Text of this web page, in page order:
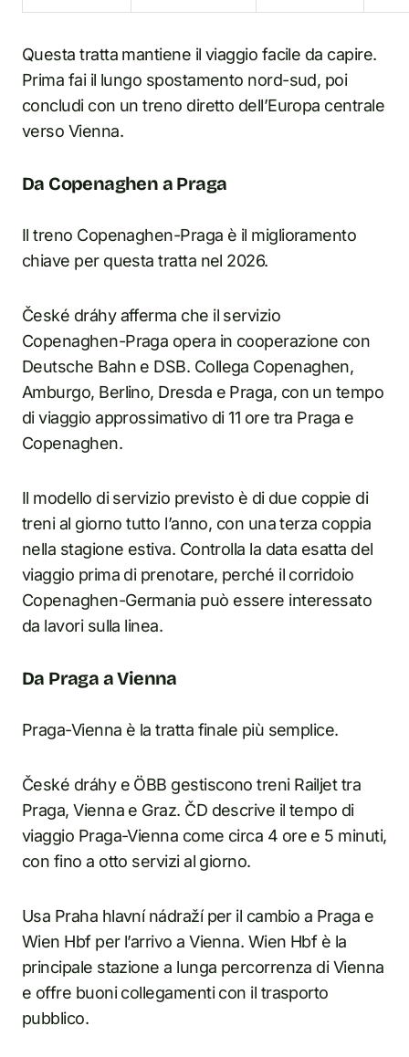
Questa tratta mantiene il viaggio facile da capire.
Prima fai il lungo spostamento nord-sud, poi
concludi con un treno diretto dell’Europa centrale
verso Vienna.
Da Copenaghen a Praga
Il treno Copenaghen-Praga è il miglioramento
chiave per questa tratta nel 2026.
České dráhy afferma che il servizio
Copenaghen-Praga opera in cooperazione con
Deutsche Bahn e DSB. Collega Copenaghen,
Amburgo, Berlino, Dresda e Praga, con un tempo
di viaggio approssimativo di 11 ore tra Praga e
Copenaghen.
Il modello di servizio previsto è di due coppie di
treni al giorno tutto l’anno, con una terza coppia
nella stagione estiva. Controlla la data esatta del
viaggio prima di prenotare, perché il corridoio
Copenaghen-Germania può essere interessato
da lavori sulla linea.
Da Praga a Vienna
Praga-Vienna è la tratta finale più semplice.
České dráhy e ÖBB gestiscono treni Railjet tra
Praga, Vienna e Graz. ČD descrive il tempo di
viaggio Praga-Vienna come circa 4 ore e 5 minuti,
con fino a otto servizi al giorno.
Usa Praha hlavní nádraží per il cambio a Praga e
Wien Hbf per l’arrivo a Vienna. Wien Hbf è la
principale stazione a lunga percorrenza di Vienna
e offre buoni collegamenti con il trasporto
pubblico.